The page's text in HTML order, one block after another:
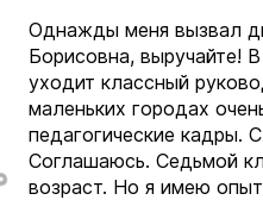
Однажды меня вызвал
Борисовна, выручайте!
уходит классный
маленьких городах
педагогические кадры.
Соглашаюсь. Седьмой
возраст. Но я имею